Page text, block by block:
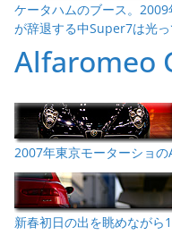
ケータハムのブース。
が辞退する中Super7は光っ
Alfaromeo
2007年東京モーターショ
新春初日の出を眺めながら